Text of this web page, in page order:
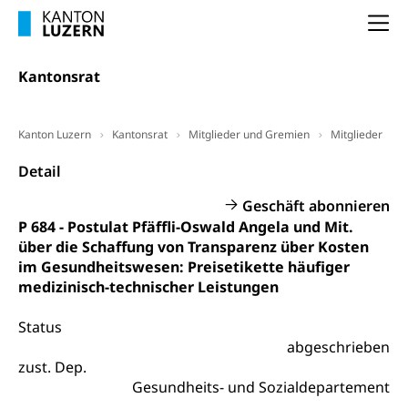
Kantonsrat
Kanton Luzern Kantonsrat Mitglieder und Gremien Mitglieder
Detail
Geschäft abonnieren
P 684 - Postulat Pfäffli-Oswald Angela und Mit.
über die Schaffung von Transparenz über Kosten
im Gesundheitswesen: Preisetikette häufiger
medizinisch-technischer Leistungen
Status
abgeschrieben
zust. Dep.
Gesundheits- und Sozialdepartement
Dienststelle Steuern - Wissenswertes
AHV-Altersrente (WAS Luzern)
Forschungsförderung, Wissenschaftsmarketing,
Innovative Projekte Landwirtschaft und
Wald
Projektförderung Universität Luzern unilu
Umschulung, zweiter Bildungsweg,
Nachdiplomstudium, Zusatzlehre, Höhere
Berufsbildung, Berufsmatura nach Lehre,
Neuorientierung, Grundkompetenzen,
Berufsberatung, Standortbestimmung,
Berufsabschluss für Erwachsene
Bildungsgutscheine Grundkompetenzen
Berufliche Grundbildung
Lehre, Berufsfachschule, Lehrbetrieb, Lehrvertrag,